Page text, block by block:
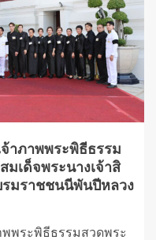
าภาพพระพิธีธรรม
เด็จพระนางเจ้าสิ
มราชชนนีพันปีหลวง
พพระพิธีธรรมสวดพระ